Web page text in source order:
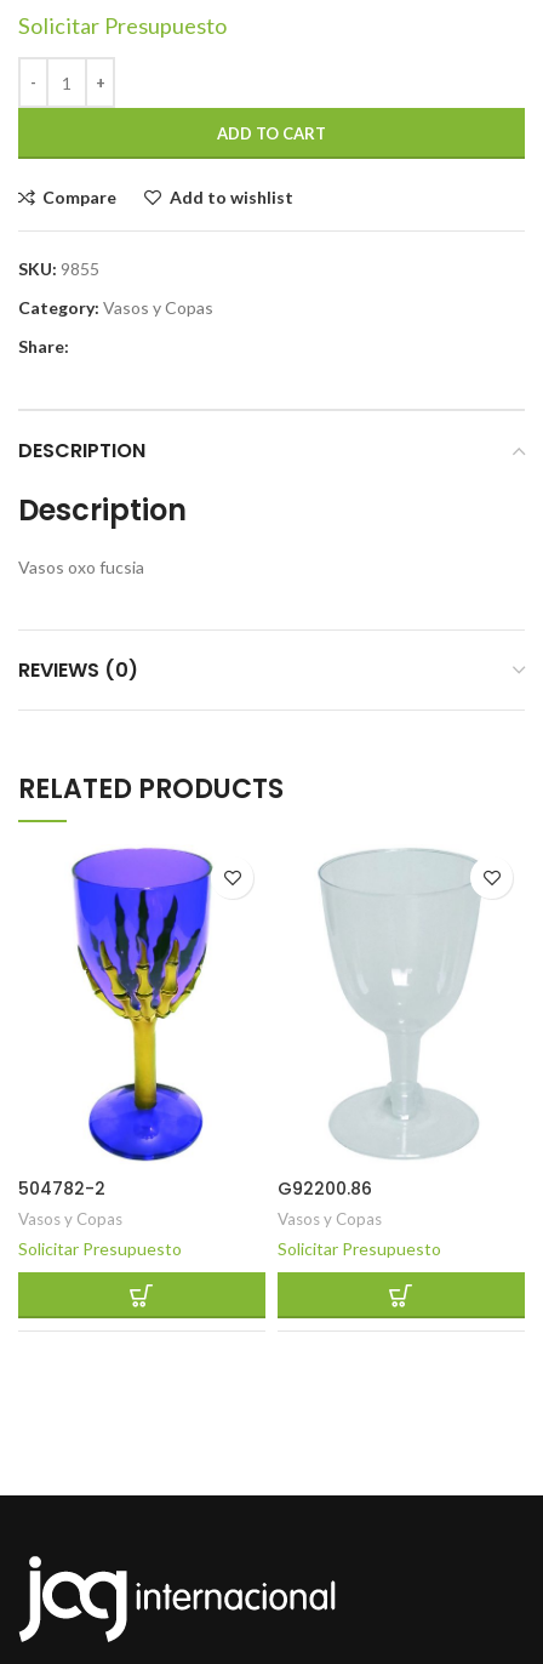
Solicitar Presupuesto
ADD TO CART
Compare Add to wishlist
SKU: 9855
Category: Vasos y Copas
Share:
DESCRIPTION
Description
Vasos oxo fucsia
REVIEWS (0)
RELATED PRODUCTS
504782-2
Vasos y Copas
Solicitar Presupuesto
G92200.86
Vasos y Copas
Solicitar Presupuesto